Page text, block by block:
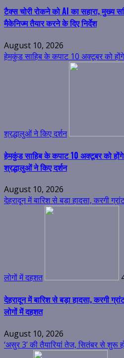
टैक्स चोरी रोकने को AI का सहारा, मुख्य
मैकेनिज्म तैयार करने के दिए निर्देश
August 10, 2026
हेमकुंड साहिब के कपाट 10 अक्टूबर को
श्रद्धालुओं ने किए दर्शन
हेमकुंड साहिब के कपाट 10 अक्टूबर को
श्रद्धालुओं ने किए दर्शन
August 10, 2026
देहरादून में बारिश से बड़ा हादसा, करगी
लोगों में दहशत
देहरादून में बारिश से बड़ा हादसा, करगी
लोगों में दहशत
August 10, 2026
‘असुर 3’ की तैयारियां तेज, सितंबर से शुरू